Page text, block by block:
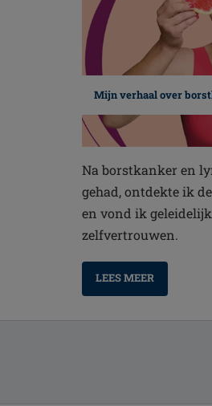
Mijn verhaal over
Na borstkanker en
gehad, ontdekte ik
en vond ik
zelfvertrouwen.
LEES MEER